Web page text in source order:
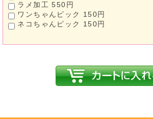
ラメ加工 550円
ワンちゃんピック 150円
ネコちゃんピック 150円